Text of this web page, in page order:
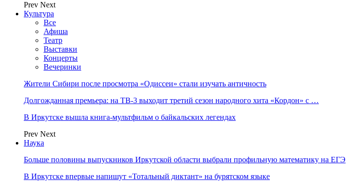
Prev Next
Культура
Все
Афиша
Театр
Выставки
Концерты
Вечеринки
Жители Сибири после просмотра «Одиссеи» стали изучать античность
Долгожданная премьера: на ТВ-3 выходит третий сезон народного хита «Кордон» с …
В Иркутске вышла книга-мультфильм о байкальских легендах
Prev Next
Наука
Больше половины выпускников Иркутской области выбрали профильную математику на ЕГЭ
В Иркутске впервые напишут «Тотальный диктант» на бурятском языке